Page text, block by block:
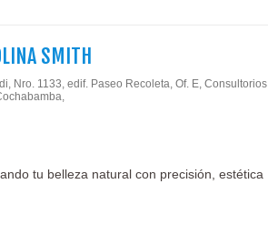
SMITH
Nro. 1133, edif. Paseo Recoleta, Of. E, Consultorios
tu belleza natural con precisión, estética